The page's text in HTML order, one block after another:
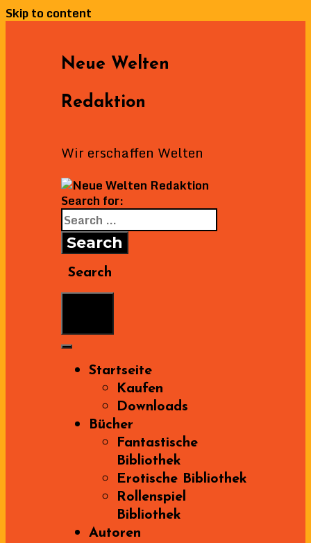
Skip to content
Neue Welten
Redaktion
Wir erschaffen Welten
Search for:
Search
Startseite
Kaufen
Downloads
Bücher
Fantastische
Bibliothek
Erotische Bibliothek
Rollenspiel
Bibliothek
Autoren